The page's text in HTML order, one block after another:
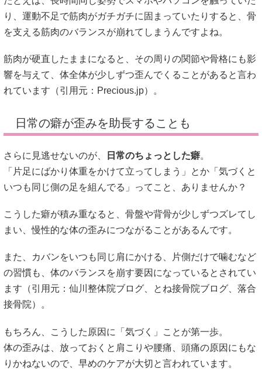
り、運動不足で筋肉がガチガチに固まっていたりすると、骨
を支える筋肉のバランスが崩れてしまうんですよね。
筋肉が硬直したままになると、その周りの関節や骨格にも影
響を与えて、体全体が少しずつ歪んでくることがあると言わ
れています（引用元： Precious.jp）。
日常の癖が歪みを助長することも
さらに見逃せないのが、 日常のちょっとした癖。
「片足にばかり体重をかけて立ってしまう」とか「気づくと
いつも同じ側の足を組んでる」ってこと、ありませんか？
こうした癖が積み重なると、骨盤や背骨が少しずつズレてし
まい、慢性的な体の歪みにつながることがあるんです。
また、カバンをいつも同じ肩にかける、片側だけで噛むなど
の習慣も、体のバランスを崩す要因になっているとされてい
ます（引用元： 仙川整体院ブログ、 とね接骨院ブログ、 落合
接骨院）。
もちろん、こうした原因に「気づく」ことが第一歩。
体の歪みは、放っておくと肩こりや腰痛、頭痛の原因にもな
りかねないので、早めのケアが大切と言われています。